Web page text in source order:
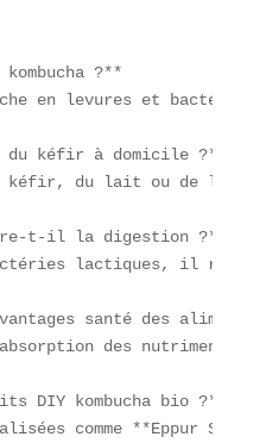
?**
en levures et
du kéfir à domicile ?**
kéfir, du lait ou de
t-il la digestion ?**
lactiques, il
santé des
des nutriments,
DIY kombucha bio ?**
comme **Eppur Si